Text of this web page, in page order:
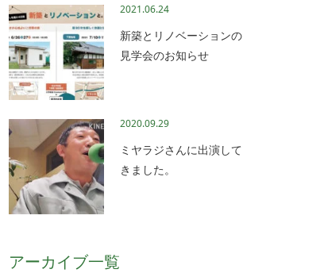
2021.06.24
新築とリノベーションの
見学会のお知らせ
2020.09.29
ミヤラジさんに出演して
きました。
アーカイブ一覧